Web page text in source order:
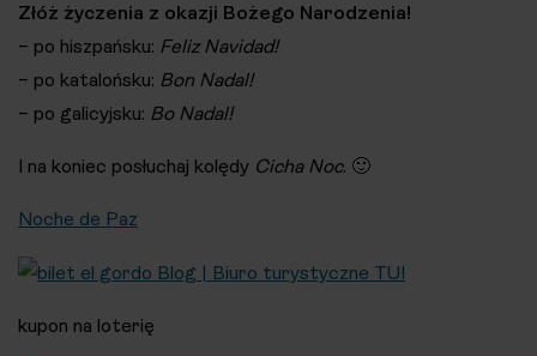
Złóż życzenia z okazji Bożego Narodzenia!
– po hiszpańsku: Feliz Navidad!
– po katalońsku: Bon Nadal!
– po galicyjsku: Bo Nadal!
I na koniec posłuchaj kolędy Cicha Noc. 🙂
Noche de Paz
kupon na loterię